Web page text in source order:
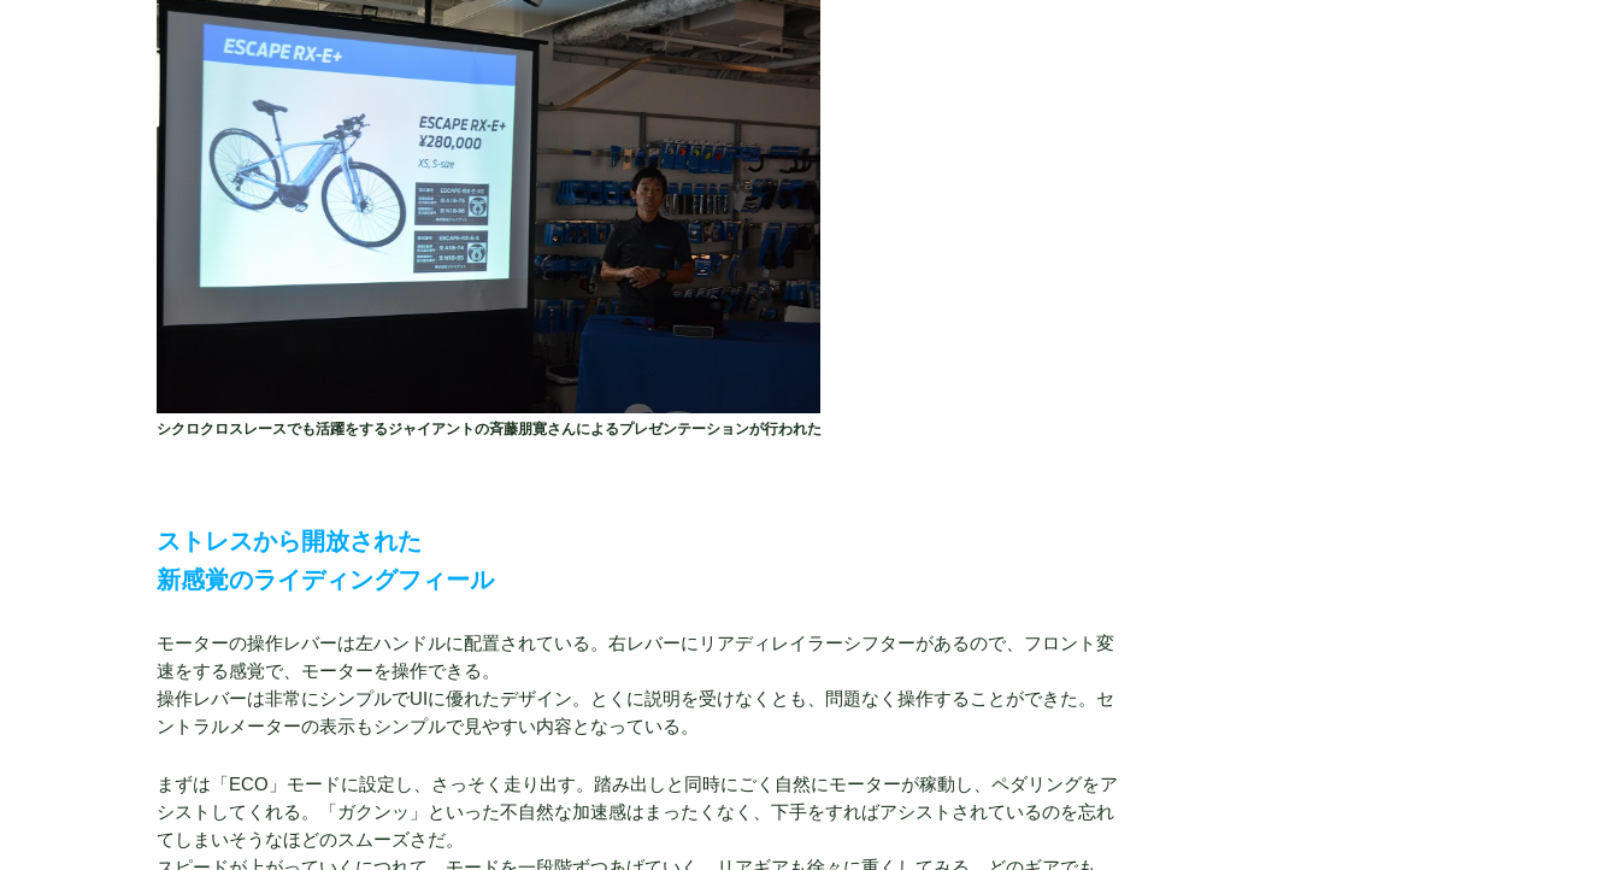
シクロクロスレースでも活躍をするジャイアントの斉藤朋寛さんによるプレゼンテーションが行われた
ストレスから開放された
新感覚のライディングフィール
モーターの操作レバーは左ハンドルに配置されている。右レバーにリアディレイラーシフターがあるので、フロント変
速をする感覚で、モーターを操作できる。
操作レバーは非常にシンプルでUIに優れたデザイン。とくに説明を受けなくとも、問題なく操作することができた。セ
ントラルメーターの表示もシンプルで見やすい内容となっている。
まずは「ECO」モードに設定し、さっそく走り出す。踏み出しと同時にごく自然にモーターが稼動し、ペダリングをア
シストしてくれる。「ガクンッ」といった不自然な加速感はまったくなく、下手をすればアシストされているのを忘れ
てしまいそうなほどのスムーズさだ。